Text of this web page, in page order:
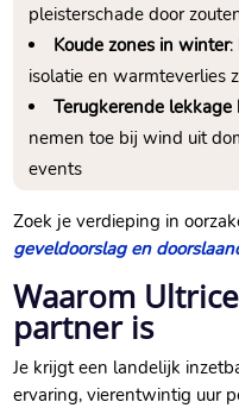
pleisterschade door
Koude zones in winter:
isolatie en warmteverlies
Terugkerende
nemen toe bij wind uit
events
Zoek je verdieping in
geveldoorslag en
Waarom
partner is
Je krijgt een landelijk
ervaring, vierentwintig uur